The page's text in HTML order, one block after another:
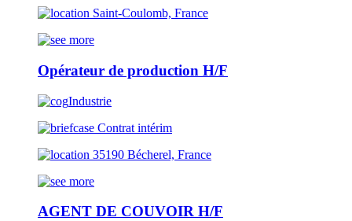
Saint-Coulomb, France
Opérateur de production H/F
Industrie
Contrat intérim
35190 Bécherel, France
AGENT DE COUVOIR H/F